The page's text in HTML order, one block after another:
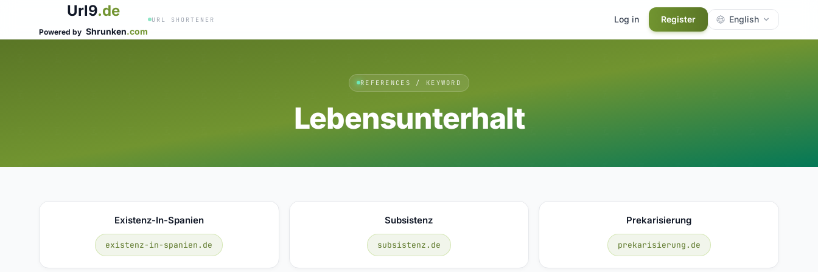
Url9.de
Powered by Shrunken.com
URL SHORTENER Log in Register English
REFERENCES / KEYWORD
Lebensunterhalt
Existenz-In-Spanien
existenz-in-spanien.de
Subsistenz
subsistenz.de
Prekarisierung
prekarisierung.de